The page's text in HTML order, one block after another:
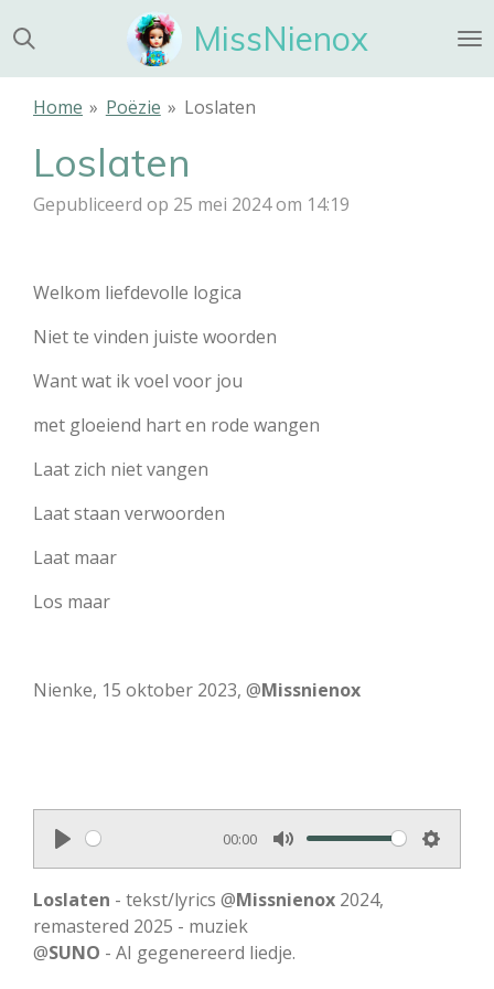
direct
naar
MissNienox
Home » Poëzie » Loslaten
Loslaten
Gepubliceerd op 25 mei 2024 om 14:19
Welkom liefdevolle logica
Niet te vinden juiste woorden
Want wat ik voel voor jou
met gloeiend hart en rode wangen
Laat zich niet vangen
Laat staan verwoorden
Laat maar
Los maar
Nienke, 15 oktober 2023, @Missnienox
P
l
a
y
00:00
M
u
e
S
Loslaten - tekst/lyrics @Missnienox 2024,
remastered 2025 - muziek
@SUNO - AI gegenereerd liedje.